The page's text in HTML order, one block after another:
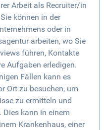
Arbeit als Recruiter/in
können in der
oder in
arbeiten, wo Sie
führen, Kontakte
Aufgaben erledigen.
Fällen kann es
Ort zu besuchen, um
zu ermitteln und
kann in einem
Krankenhaus, einer